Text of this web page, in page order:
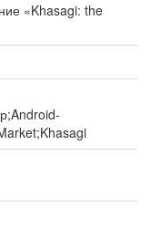
«Khasagi: the